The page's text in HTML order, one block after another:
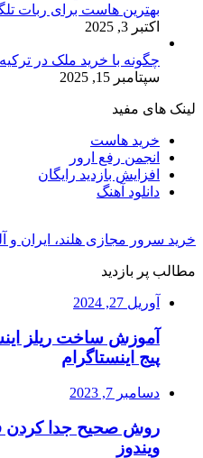
بهترین هاست برای ربات
اکتبر 3, 2025
چگونه با خرید ملک در
سپتامبر 15, 2025
لینک های مفید
خرید هاست
انجمن رفع ارور
افزایش بازدید رایگان
دانلود آهنگ
خرید سرور مجازی هلند، ایران و
مطالب پر بازدید
آوریل 27, 2024
آموزش ساخت ریلز
پیج اینستاگرام
دسامبر 7, 2023
روش صحیح جدا کردن
ویندوز